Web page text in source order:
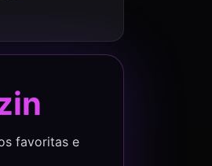
favoritas e